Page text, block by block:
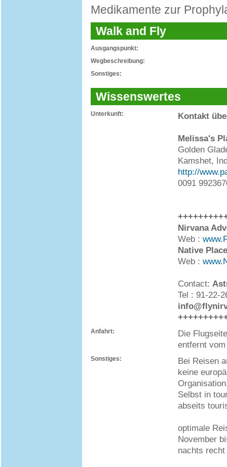
Medikamente zur
Walk and Fly
Ausgangspunkt:
Wegbeschreibung:
Sonstiges:
Wissenswertes
Unterkunft: Kontakt
Melissa's
Golden
Kamshet,
http://
0091
Nirvana
Web :
Native Place
Web :
Contact:
Tel : 91-22-
Anfahrt:
Die
entfernt
Sonstiges:
Bei Reisen
keine
Selbst in
abseits
optimale
November
nachts